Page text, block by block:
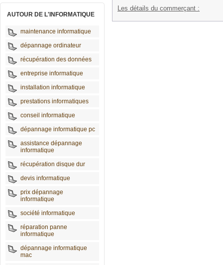
AUTOUR DE L'INFORMATIQUE
maintenance informatique
dépannage ordinateur
récupération des données
entreprise informatique
installation informatique
prestations informatiques
conseil informatique
dépannage informatique pc
assistance dépannage
informatique
récupération disque dur
devis informatique
prix dépannage
informatique
société informatique
réparation panne
informatique
dépannage informatique
mac
Les détails du commerçant :